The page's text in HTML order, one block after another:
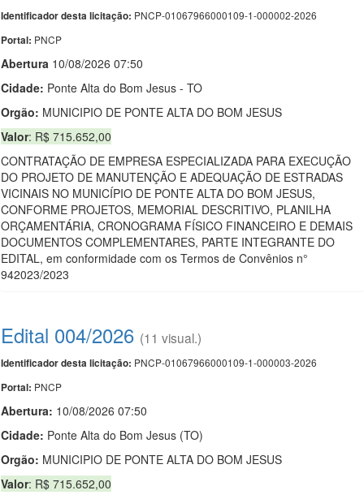
Identificador desta licitação: PNCP-01067966000109-1-000002-2026
Portal: PNCP
Abertura 10/08/2026 07:50
Cidade: Ponte Alta do Bom Jesus - TO
Orgão: MUNICIPIO DE PONTE ALTA DO BOM JESUS
Valor: R$ 715.652,00
CONTRATAÇÃO DE EMPRESA ESPECIALIZADA PARA EXECUÇÃO
DO PROJETO DE MANUTENÇÃO E ADEQUAÇÃO DE ESTRADAS
VICINAIS NO MUNICÍPIO DE PONTE ALTA DO BOM JESUS,
CONFORME PROJETOS, MEMORIAL DESCRITIVO, PLANILHA
ORÇAMENTÁRIA, CRONOGRAMA FÍSICO FINANCEIRO E DEMAIS
DOCUMENTOS COMPLEMENTARES, PARTE INTEGRANTE DO
EDITAL, em conformidade com os Termos de Convênios n°
942023/2023
Edital 004/2026 (11 visual.)
Identificador desta licitação: PNCP-01067966000109-1-000003-2026
Portal: PNCP
Abertura: 10/08/2026 07:50
Cidade: Ponte Alta do Bom Jesus (TO)
Orgão: MUNICIPIO DE PONTE ALTA DO BOM JESUS
Valor: R$ 715.652,00